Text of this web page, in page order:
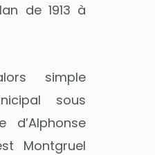
de 1913 à
simple
sous
d’Alphonse
Montgruel